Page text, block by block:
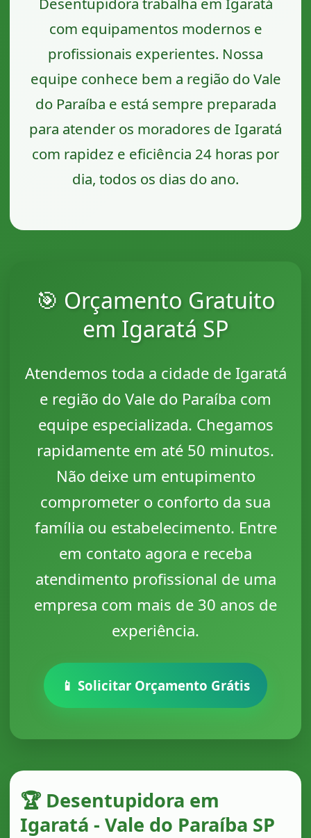
com equipamentos modernos e
profissionais experientes. Nossa
equipe conhece bem a região do Vale
do Paraíba e está sempre preparada
para atender os moradores de Igaratá
com rapidez e eficiência 24 horas por
dia, todos os dias do ano.
🎯 Orçamento Gratuito
em Igaratá SP
Atendemos toda a cidade de Igaratá
e região do Vale do Paraíba com
equipe especializada. Chegamos
rapidamente em até 50 minutos.
Não deixe um entupimento
comprometer o conforto da sua
família ou estabelecimento. Entre
em contato agora e receba
atendimento profissional de uma
empresa com mais de 30 anos de
experiência.
📱 Solicitar Orçamento Grátis
🏆 Desentupidora em
Igaratá - Vale do Paraíba SP